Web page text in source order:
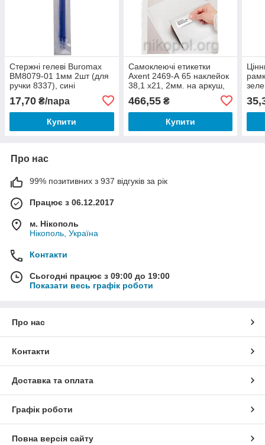
Стержні гелеві Buromax
BM8079-01 1мм 2шт (для
ручки 8337), сині
17,70 ₴/пара
Купити
Самоклеючі етикетки
Axent 2469-А 65 наклейок
38,1 х21, 2мм. на аркуш,
466,55₴
Купити
Про нас
99% позитивних з 937 відгуків за рік
Працює з 06.12.2017
м. Нікополь
Нікополь, Україна
Контакти
Сьогодні працює з 09:00 до 19:00
Показати весь графік роботи
Про нас
Контакти
Доставка та оплата
Графік роботи
Повна версія сайту